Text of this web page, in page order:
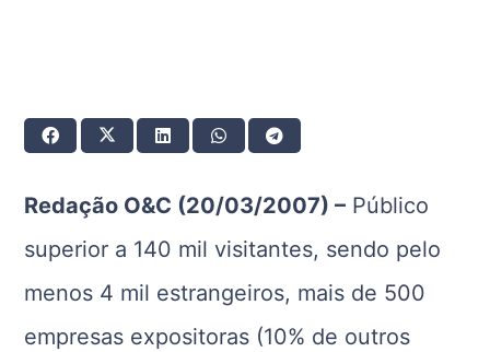
Redação O&C (20/03/2007) – Público
superior a 140 mil visitantes, sendo pelo
menos 4 mil estrangeiros, mais de 500
empresas expositoras (10% de outros